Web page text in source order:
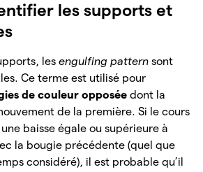
les supports et
les engulfing pattern sont
Ce terme est utilisé pour
de couleur opposée dont la
de la première. Si le cours
baisse égale ou supérieure à
la bougie précédente (quel que
considéré), il est probable qu’il